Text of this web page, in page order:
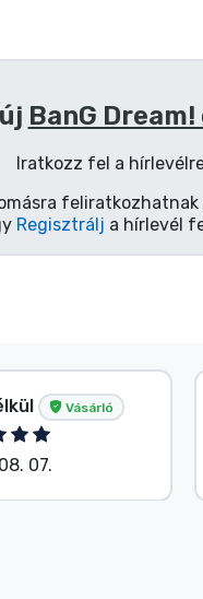
BanG
Iratkozz fel a
Regisztrálj a hírlevél
Vásárló
07.